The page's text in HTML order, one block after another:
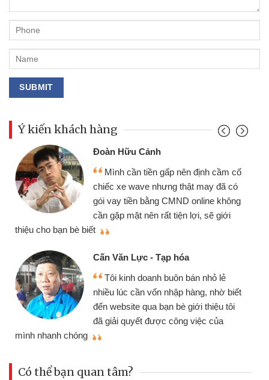
Ý kiến khách hàng
Đoàn Hữu Cảnh
Mình cần tiền gấp nên định cầm cố
chiếc xe wave nhưng thật may đã có
gói vay tiền bằng CMND online không
cần gặp mặt nên rất tiện lợi, sẽ giới
thiệu cho bạn bè biết
Cấn Văn Lực - Tạp hóa
Tôi kinh doanh buôn bán nhỏ lẻ
nhiều lúc cần vốn nhập hàng, nhờ biết
đến website qua bạn bè giới thiệu tôi
đã giải quyết được công việc của
mình nhanh chóng
Có thể bạn quan tâm?